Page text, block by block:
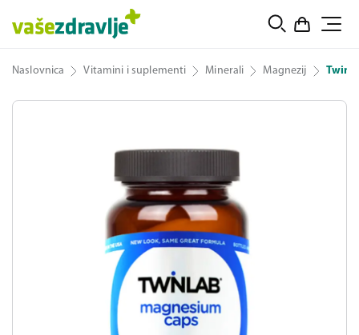
Naslovnica Vitamini i suplementi Minerali Magnezij